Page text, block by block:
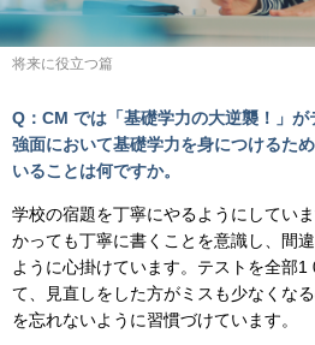
将来に役立つ篇
Q：CM では「基礎学力の大逆襲！」
強面において基礎学力を身につけるた
いることは何ですか。
学校の宿題を丁寧にやるようにしてい
かっても丁寧に書くことを意識し、間
ように心掛けています。テストを全部
て、見直しをした方がミスも少なくな
を忘れないように習慣づけています。